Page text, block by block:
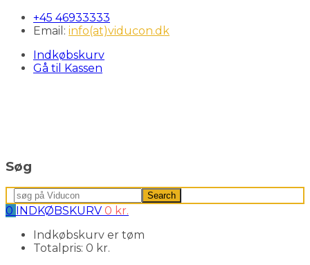
+45 46933333
Email: info(at)viducon.dk
Indkøbskurv
Gå til Kassen
Søg
Search
for:
Search
0 INDKØBSKURV 0 kr.
Indkøbskurv er tøm
Totalpris: 0 kr.